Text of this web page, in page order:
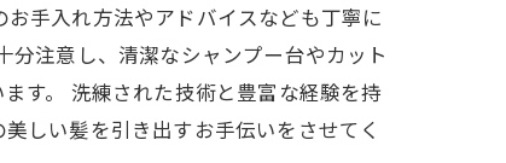
手入れ方法やアドバイスなども丁寧に
注意し、清潔なシャンプー台やカット
す。 洗練された技術と豊富な経験を持
しい髪を引き出すお手伝いをさせてく